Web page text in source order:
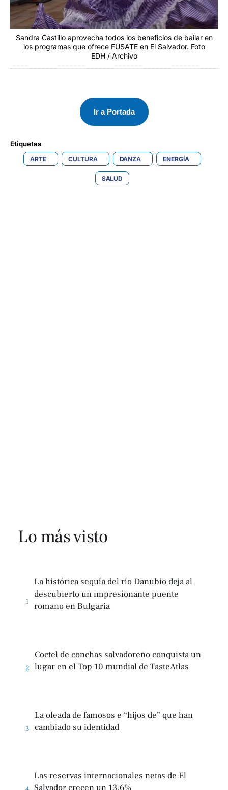
Sandra Castillo aprovecha todos los beneficios de bailar en
los programas que ofrece FUSATE en El Salvador. Foto
EDH / Archivo
Ir a Portada
Etiquetas
ARTE CULTURA DANZA ENERGÍA
SALUD
Lo más visto
1
La histórica sequía del río Danubio deja al
descubierto un impresionante puente
romano en Bulgaria
2
Coctel de conchas salvadoreño conquista un
lugar en el Top 10 mundial de TasteAtlas
3
La oleada de famosos e “hijos de” que han
cambiado su identidad
Las reservas internacionales netas de El
Salvador crecen un 13.6%